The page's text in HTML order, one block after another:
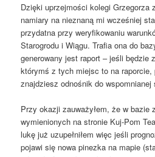
Dzięki uprzejmości kolegi Grzegorza z
namiary na nieznaną mi wcześniej
przydatna przy weryfikowaniu
Starogrodu i Wiągu. Trafia ona do
generowany jest raport – jeśli będzie
którymś z tych miejsc to na raporcie,
znajdziesz odnośnik do wspomnianej
Przy okazji zauważyłem, że w bazie
wymienionych na stronie Kuj-Pom
lukę już uzupełniłem więc jeśli
pojawi się nowa pinezka na mapie